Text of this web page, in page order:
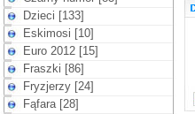
Dzieci [133]
Eskimosi [10]
Euro 2012 [15]
Fraszki [86]
Fryzjerzy [24]
Fąfara [28]